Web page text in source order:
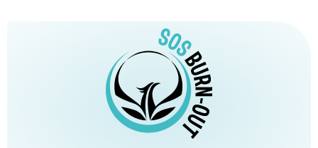
Découvrez nos actions auprès des
personnes concernées et des
professionnels.
Explorer